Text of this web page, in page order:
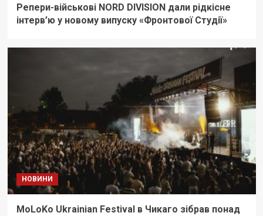
Репери-військові NORD DIVISION дали рідкісне
інтерв’ю у новому випуску «Фронтової Студії»
НОВИНИ
MoLoKo Ukrainian Festival в Чикаго зібрав понад